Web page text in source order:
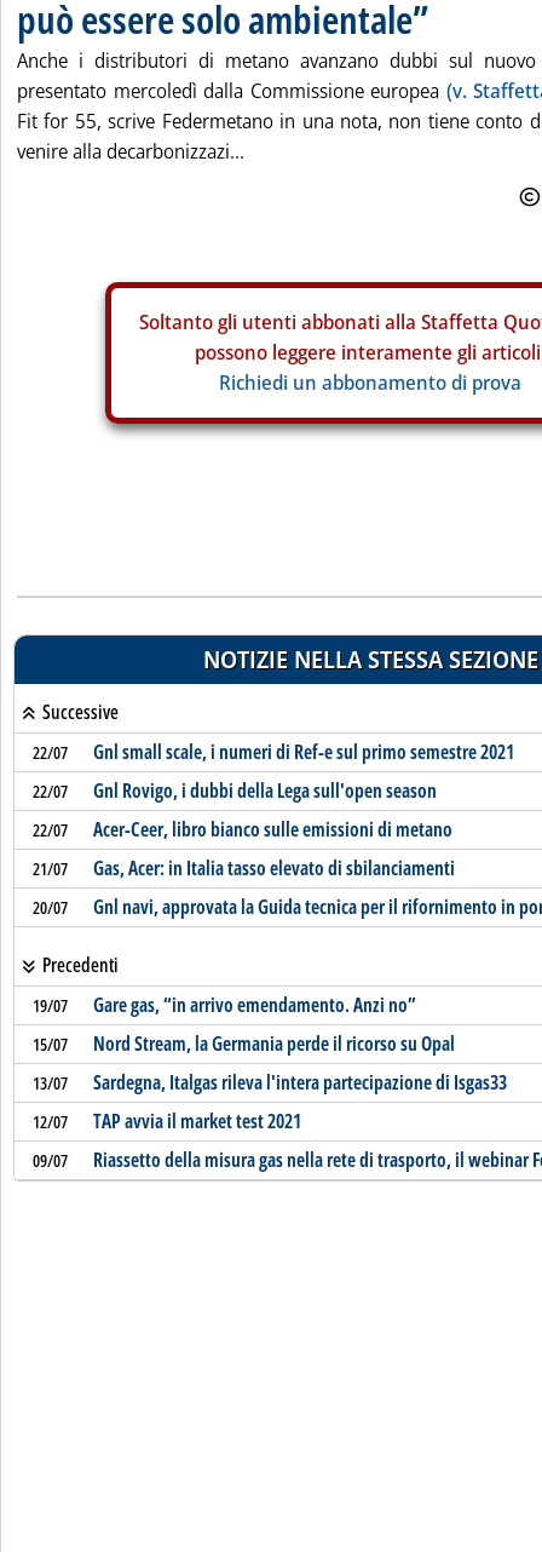
può essere solo ambientale”
Anche i distributori di metano avanzano dubbi sul
presentato mercoledì dalla Commissione europea (v.
Fit for 55, scrive Federmetano in una nota, non tiene conto
venire alla decarbonizzazi...
Soltanto gli utenti abbonati alla Staffetta
possono leggere interamente gli
Richiedi un abbonamento di prova
NOTIZIE NELLA STESSA SEZIONE
Successive
22/07 Gnl small scale, i numeri di Ref-e sul primo semestre 2021
22/07 Gnl Rovigo, i dubbi della Lega sull'open season
22/07 Acer-Ceer, libro bianco sulle emissioni di metano
21/07 Gas, Acer: in Italia tasso elevato di sbilanciamenti
20/07 Gnl navi, approvata la Guida tecnica per il rifornimento in
Precedenti
19/07 Gare gas, “in arrivo emendamento. Anzi no”
15/07 Nord Stream, la Germania perde il ricorso su Opal
13/07 Sardegna, Italgas rileva l'intera partecipazione di Isgas33
12/07 TAP avvia il market test 2021
09/07 Riassetto della misura gas nella rete di trasporto, il webinar